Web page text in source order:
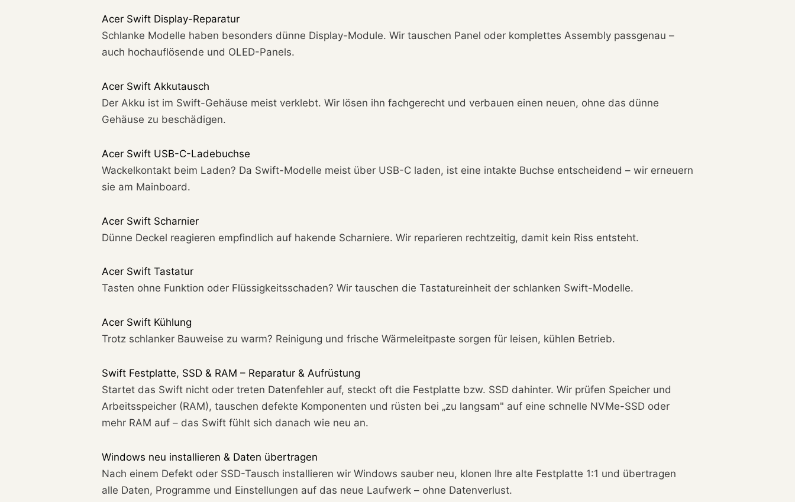
Acer Swift Display-Reparatur
Schlanke Modelle haben besonders dünne Display-Module. Wir tauschen Panel oder komplettes Assembly passgenau –
auch hochauflösende und OLED-Panels.
Acer Swift Akkutausch
Der Akku ist im Swift-Gehäuse meist verklebt. Wir lösen ihn fachgerecht und verbauen einen neuen, ohne das dünne
Gehäuse zu beschädigen.
Acer Swift USB-C-Ladebuchse
Wackelkontakt beim Laden? Da Swift-Modelle meist über USB-C laden, ist eine intakte Buchse entscheidend – wir erneuern
sie am Mainboard.
Acer Swift Scharnier
Dünne Deckel reagieren empfindlich auf hakende Scharniere. Wir reparieren rechtzeitig, damit kein Riss entsteht.
Acer Swift Tastatur
Tasten ohne Funktion oder Flüssigkeitsschaden? Wir tauschen die Tastatureinheit der schlanken Swift-Modelle.
Acer Swift Kühlung
Trotz schlanker Bauweise zu warm? Reinigung und frische Wärmeleitpaste sorgen für leisen, kühlen Betrieb.
Swift Festplatte, SSD & RAM – Reparatur & Aufrüstung
Startet das Swift nicht oder treten Datenfehler auf, steckt oft die Festplatte bzw. SSD dahinter. Wir prüfen Speicher und
Arbeitsspeicher (RAM), tauschen defekte Komponenten und rüsten bei „zu langsam" auf eine schnelle NVMe-SSD oder
mehr RAM auf – das Swift fühlt sich danach wie neu an.
Windows neu installieren & Daten übertragen
Nach einem Defekt oder SSD-Tausch installieren wir Windows sauber neu, klonen Ihre alte Festplatte 1:1 und übertragen
alle Daten, Programme und Einstellungen auf das neue Laufwerk – ohne Datenverlust.